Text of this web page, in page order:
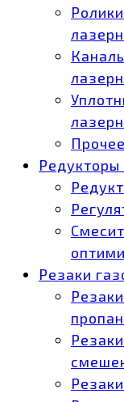
Редукторы
Резаки